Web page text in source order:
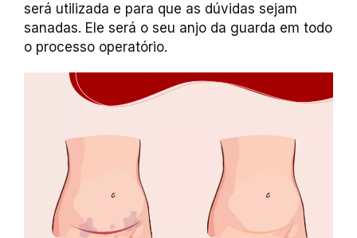
será utilizada e para que as dúvidas sejam
sanadas. Ele será o seu anjo da guarda em todo
o processo operatório.